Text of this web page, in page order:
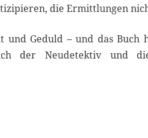
die Ermittlungen
und Geduld – und das Buch
der Neudetektiv und